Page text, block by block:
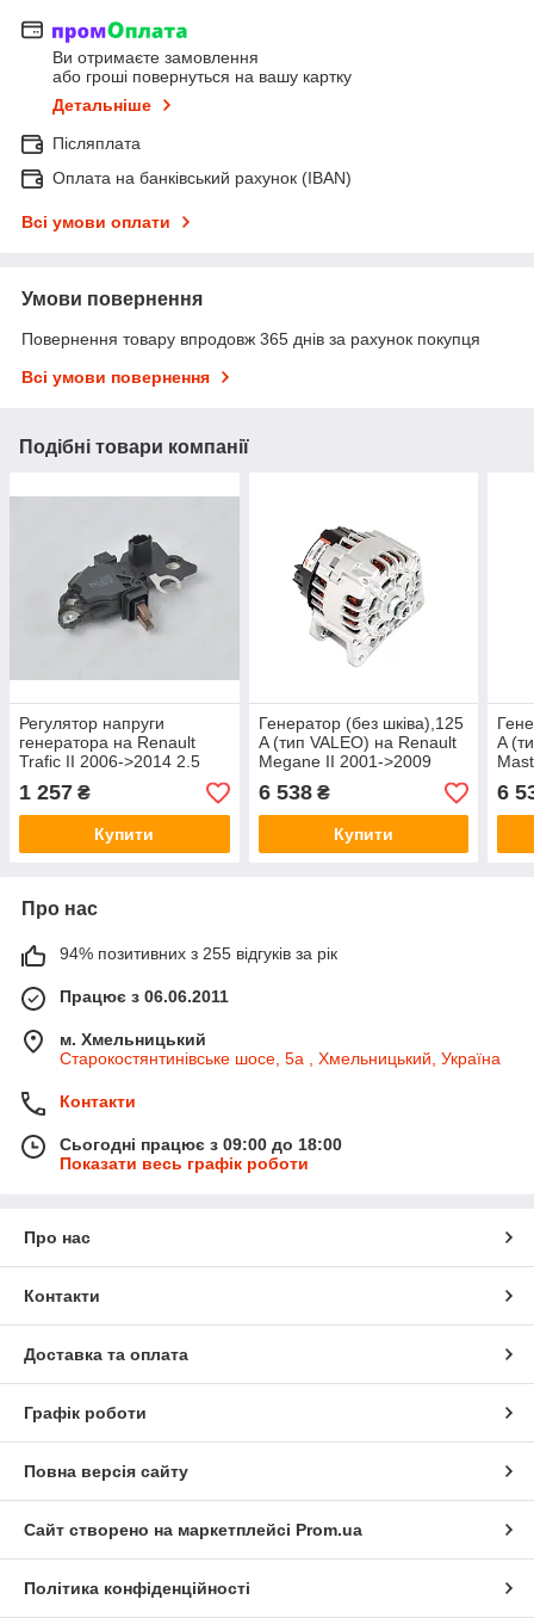
Ви отримаєте замовлення
або гроші повернуться на вашу картку
Детальніше
Післяплата
Оплата на банківський рахунок (IBAN)
Всі умови оплати
Умови повернення
Повернення товару впродовж 365 днів за рахунок покупця
Всі умови повернення
Подібні товари компанії
Регулятор напруги
генератора на Renault
Trafic II 2006->2014 2.5
dCi (146л.з) - AS (Польща)
- ARE0063
1 257 ₴
Купити
Генератор (без шківа),125
A (тип VALEO) на Renault
Megane II 2001->2009
6 538₴
Купити
A
6
Про нас
94% позитивних з 255 відгуків за рік
Працює з 06.06.2011
м. Хмельницький
Старокостянтинівське шосе, 5а , Хмельницький, Україна
Контакти
Сьогодні працює з 09:00 до 18:00
Показати весь графік роботи
Про нас
Контакти
Доставка та оплата
Графік роботи
Повна версія сайту
Сайт створено на маркетплейсі Prom.ua
Політика конфіденційності